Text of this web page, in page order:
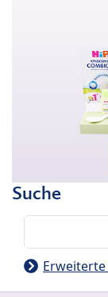
Suche
Erweiterte